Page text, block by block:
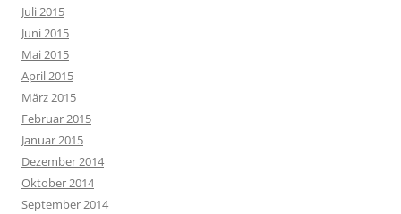
Juli 2015
Juni 2015
Mai 2015
April 2015
März 2015
Februar 2015
Januar 2015
Dezember 2014
Oktober 2014
September 2014